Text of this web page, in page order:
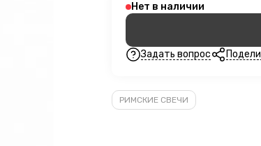
Нет в наличии
Задать вопрос
РИМСКИЕ СВЕЧИ